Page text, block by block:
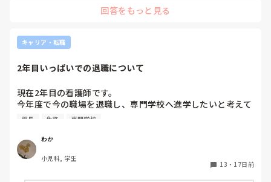
回答をもっと見る
キャリア・転職
2年目いっぱいでの退職について
現在2年目の看護師です。
今年度で今の職場を退職し、専門学校へ進学したいと考えて
います。
す。
師長やスタッフにどのように伝えるか迷っています🥲
部長 免許 専門学校
わか
小児科, 学生
13 ・ 17日前